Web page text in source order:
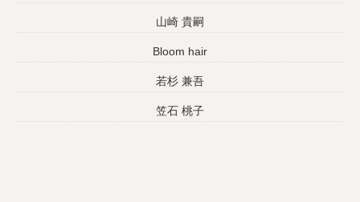
山崎 貴嗣
Bloom hair
若杉 兼吾
笠石 桃子